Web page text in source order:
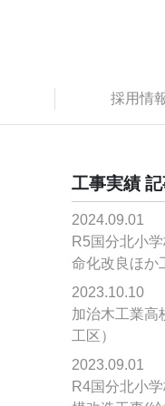
採用情
工事実績
2024.09.01
R5国分北小
命化改良ほか
2023.10.10
加治木工業高
工区）
2023.09.01
R4国分北小